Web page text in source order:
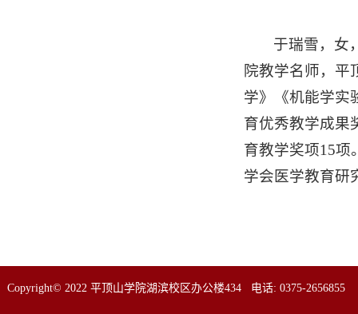
于瑞雪，女
院教学名师，平
学》《机能学实
育优秀教学成果
育教学奖项15项
学会医学教育研
Copyright© 2022 平顶山学院湖滨校区办公楼434 电话: 0375-2656855